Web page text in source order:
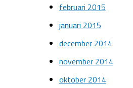
februari 2015
januari 2015
december 2014
november 2014
oktober 2014